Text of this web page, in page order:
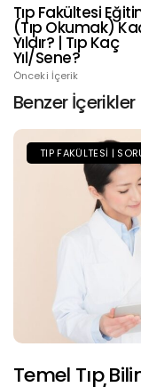
Tıp Fakültesi
(Tıp Okumak)
Yıldır? | Tıp Kaç
Yıl/Sene?
Önceki İçerik
Benzer İçerikler
TIP FAKÜLTESI |
Temel Tıp